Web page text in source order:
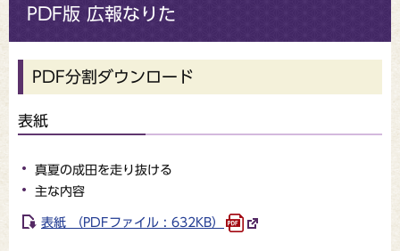
PDF版 広報なりた
PDF分割ダウンロード
表紙
真夏の成田を走り抜ける
主な内容
表紙 （PDFファイル : 632KB）